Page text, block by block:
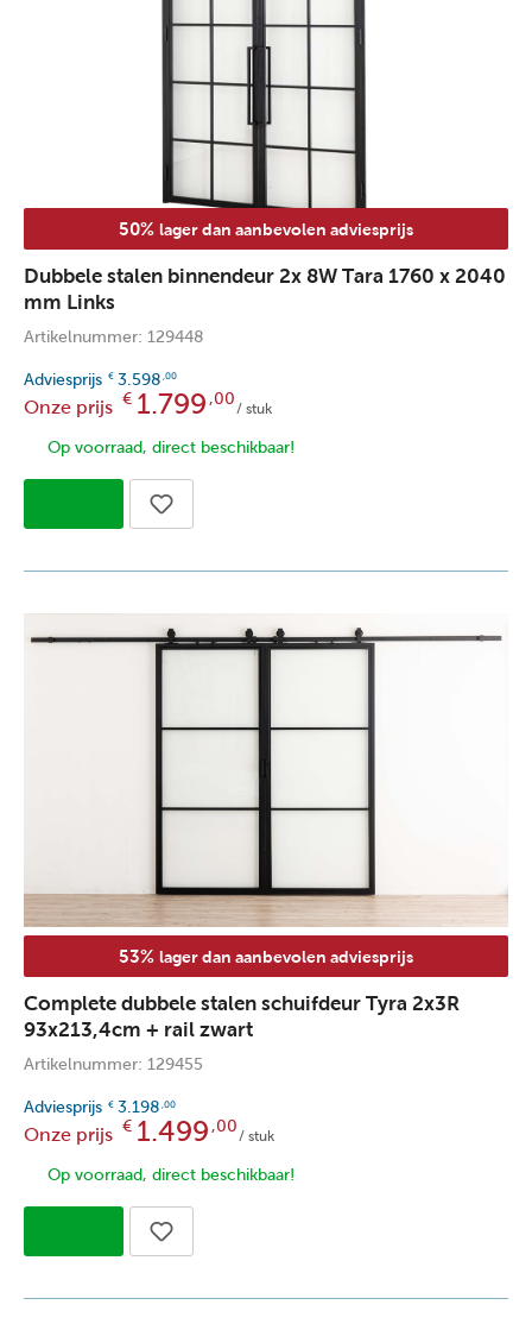
50% lager dan aanbevolen adviesprijs
Dubbele stalen binnendeur 2x 8W Tara 1760 x 2040
mm Links
Artikelnummer: 129448
Adviesprijs € 3.598 ,00
Onze prijs € 1.799 ,00
/ stuk
Op voorraad, direct beschikbaar!
53% lager dan aanbevolen adviesprijs
Complete dubbele stalen schuifdeur Tyra 2x3R
93x213,4cm + rail zwart
Artikelnummer: 129455
Adviesprijs € 3.198 ,00
Onze prijs € 1.499,00
/ stuk
Op voorraad, direct beschikbaar!